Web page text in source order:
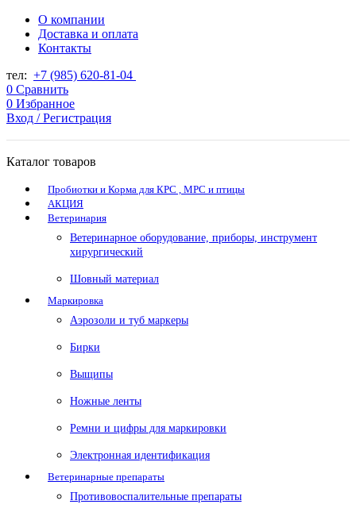
О компании
Доставка и оплата
Контакты
тел: +7 (985) 620-81-04
0 Сравнить
0 Избранное
Вход / Регистрация
Каталог товаров
Пробиотки и Корма для КРС , МРС и птицы
АКЦИЯ
Ветеринария
Ветеринарное оборудование, приборы, инструмент
хирургический
Шовный материал
Маркировка
Аэрозоли и туб маркеры
Бирки
Выщипы
Ножные ленты
Ремни и цифры для маркировки
Электронная идентификация
Ветеринарные препараты
Противовоспалительные препараты